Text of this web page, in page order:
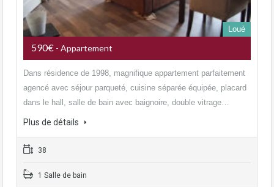
Loué
590€ - Appartement
Dans résidence de 1998, magnifique appartement parfaitement
agencé avec séjour parqueté, cuisine séparée équipée, placard
dans le hall, salle de bain avec baignoire, double vitrage…
Plus de détails
38
1 Salle de bain